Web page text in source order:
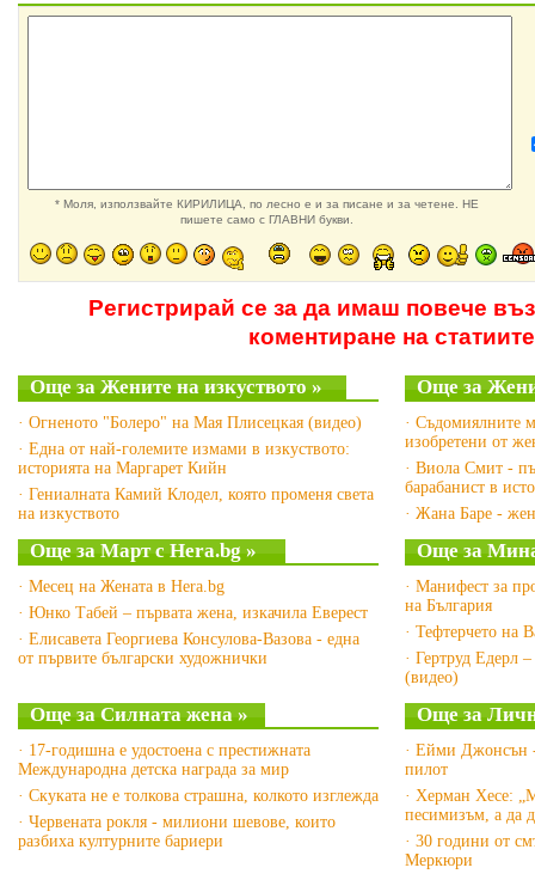
* Моля, използвайте КИРИЛИЦА, по лесно е и за писане и за четене. НЕ
пишете само с ГЛАВНИ букви.
Регистрирай се за да имаш повече
коментиране на статиите
Още за Жените на изкуството »
· Огненото "Болеро" на Мая Плисецкая (видео)
· Една от най-големите измами в изкуството:
историята на Маргарет Кийн
· Гениалната Камий Клодел, която променя света
на изкуството
Още за
· Съдомиялните
изобретени от
· Виола Смит -
барабанист в
· Жана Баре -
Още за Март с Hera.bg »
· Месец на Жената в Hera.bg
· Юнко Табей – първата жена, изкачила Еверест
· Елисавета Георгиева Консулова-Вазова - една
от първите български художнички
Още за
· Манифест за
на България
· Тефтерчето на
· Гертруд Едерл
(видео)
Още за Силната жена »
· 17-годишна е удостоена с престижната
Международна детска награда за мир
· Скуката не е толкова страшна, колкото изглежда
· Червената рокля - милиони шевове, които
разбиха културните бариери
Още за
· Ейми Джонсън -
пилот
· Херман Хесе:
песимизъм, а да
· 30 години от
Меркюри